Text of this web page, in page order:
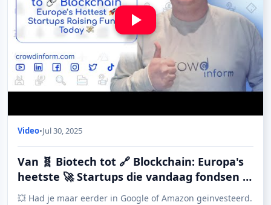
Video•Jul 30, 2025
Van 🧬 Biotech tot 🔗 Blockchain: Europa's
heetste 🚀 Startups die vandaag fondsen 💸
werven
💥 Had je maar eerder in Google of Amazon geïnvesteerd.